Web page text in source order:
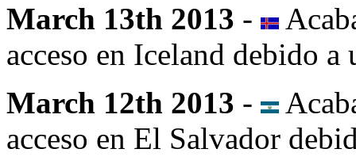
March 13th 2013 -
acceso en Iceland debido
March 12th 2013 -
acceso en El Salvador